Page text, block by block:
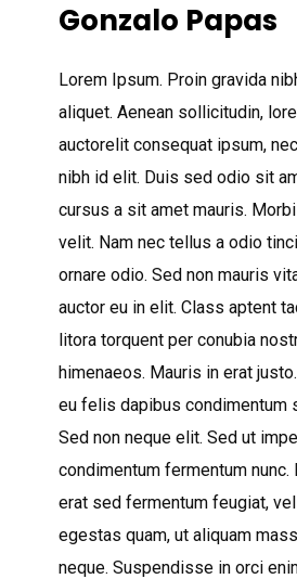
Gonzalo Papas
Lorem Ipsum. Proin gravida
aliquet. Aenean sollicitudin,
auctorelit consequat ipsum,
nibh id elit. Duis sed odio sit
cursus a sit amet mauris.
velit. Nam nec tellus a odio
ornare odio. Sed non mauris
auctor eu in elit. Class aptent
litora torquent per conubia
himenaeos. Mauris in erat
eu felis dapibus condimentum
Sed non neque elit. Sed ut
condimentum fermentum nunc.
erat sed fermentum feugiat,
egestas quam, ut aliquam
neque. Suspendisse in orci